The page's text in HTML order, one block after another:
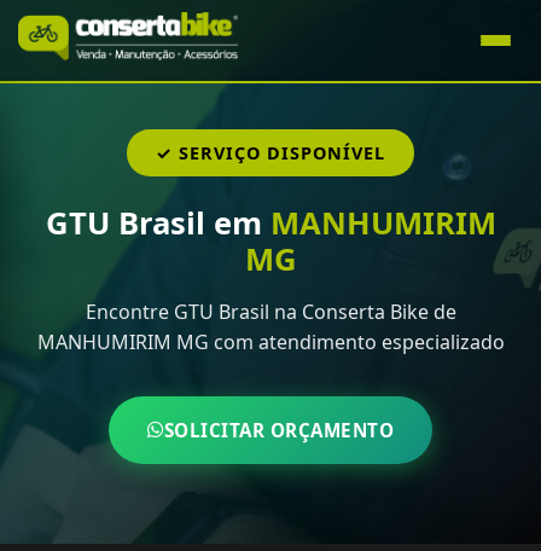
✓ SERVIÇO DISPONÍVEL
GTU Brasil em MANHUMIRIM
MG
Encontre GTU Brasil na Conserta Bike de
MANHUMIRIM MG com atendimento especializado
SOLICITAR ORÇAMENTO